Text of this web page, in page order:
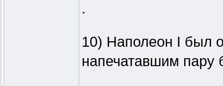
.
10) Наполеон I был
напечатавшим пару